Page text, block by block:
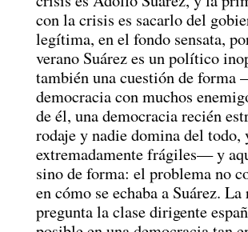
con la crisis es sacarlo del
legítima, en el fondo sensata,
verano Suárez es un político
también una cuestión de
democracia con muchos
de él, una democracia recién
rodaje y nadie domina del todo,
extremadamente frágiles— y
sino de forma: el problema no
en cómo se echaba a Suárez.
pregunta la clase dirigente